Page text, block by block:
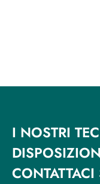
I NOSTRI
CONTATTACI